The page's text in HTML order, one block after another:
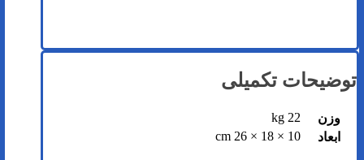
توضیحات تکمیلی
وزن
22 kg
ابعاد
10 × 18 × 26 cm